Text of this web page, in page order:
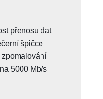
přenosu dat
špičce
zpomalování
5000 Mb/s